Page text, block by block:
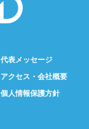
代表メッセージ
アクセス・会社概要
個人情報保護方針